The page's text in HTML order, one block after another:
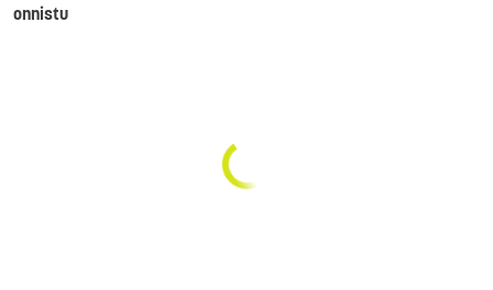
onnistu